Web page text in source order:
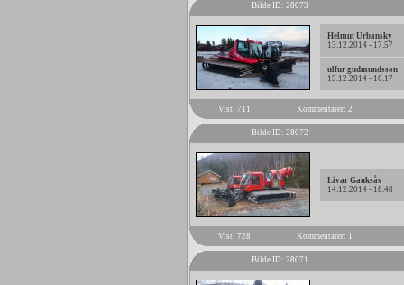
Bilde ID: 28073
Helmut Urbansky
13.12.2014 - 17.57
ulfur gudmundsson
15.12.2014 - 16.17
Vist: 711 Kommentarer: 2
Bilde ID: 28072
Livar Gauksås
14.12.2014 - 18.48
Vist: 728 Kommentarer: 1
Bilde ID: 28071